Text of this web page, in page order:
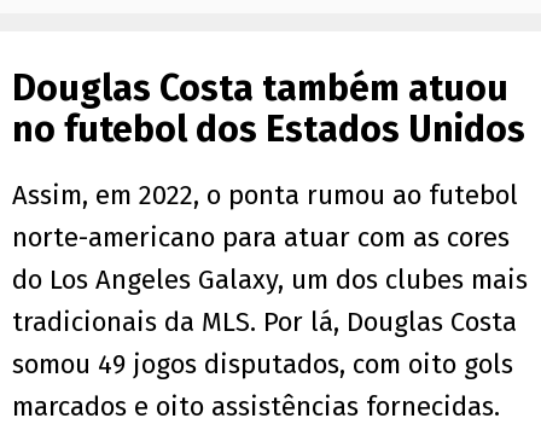
Douglas Costa também atuou
no futebol dos Estados Unidos
Assim, em 2022, o ponta rumou ao futebol
norte-americano para atuar com as cores
do Los Angeles Galaxy, um dos clubes mais
tradicionais da MLS. Por lá, Douglas Costa
somou 49 jogos disputados, com oito gols
marcados e oito assistências fornecidas.